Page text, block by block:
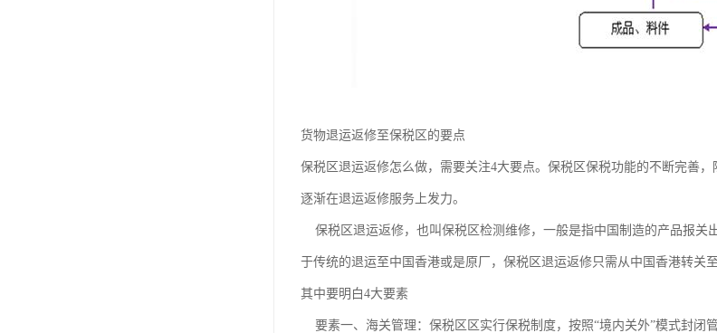
货物退运返修至保税区的要点
保税区退运返修怎么做，需要关注4大要点。保税区保税功能的不断完善
逐渐在退运返修服务上发力。
保税区退运返修，也叫保税区检测维修，一般是指中国制造的产品报关
于传统的退运至中国香港或是原厂，保税区退运返修只需从中国香港转关
其中要明白4大要素
要素一、海关管理：保税区区实行保税制度，按照“境内关外”模式封闭